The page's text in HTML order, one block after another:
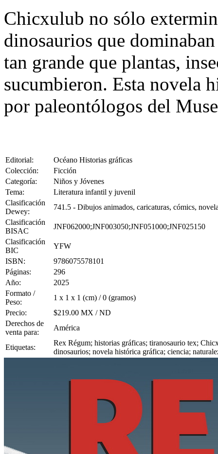
Chicxulub no sólo
dinosaurios que
tan grande que plantas,
sucumbieron. Esta novela
por paleontólogos del
Editorial:
Océano Historias gráficas
Colección:
Ficción
Categoría:
Niños y Jóvenes
Tema:
Literatura infantil y juvenil
Clasificación
Dewey:
741.5 - Dibujos animados, caricaturas, cómics,
Clasificación
BISAC
JNF062000;JNF003050;JNF051000;JNF025150
Clasificación
BIC
YFW
ISBN:
9786075578101
Páginas:
296
Año:
2025
Formato /
Peso:
1 x 1 x 1 (cm) / 0 (gramos)
Precio:
$219.00 MX / ND
Derechos de
venta para:
América
Etiquetas:
Rex Régum; historias gráficas; tiranosaurio tex;
dinosaurios; novela histórica gráfica; ciencia;